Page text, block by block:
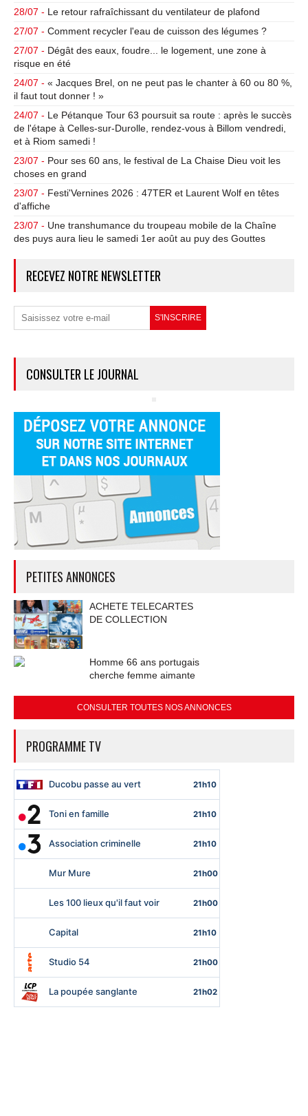
28/07 - Le retour rafraîchissant du ventilateur de plafond
27/07 - Comment recycler l'eau de cuisson des légumes ?
27/07 - Dégât des eaux, foudre... le logement, une zone à
risque en été
24/07 - « Jacques Brel, on ne peut pas le chanter à 60 ou 80 %,
il faut tout donner ! »
24/07 - Le Pétanque Tour 63 poursuit sa route : après le succès
de l'étape à Celles-sur-Durolle, rendez-vous à Billom vendredi,
et à Riom samedi !
23/07 - Pour ses 60 ans, le festival de La Chaise Dieu voit les
choses en grand
23/07 - Festi'Vernines 2026 : 47TER et Laurent Wolf en têtes
d'affiche
23/07 - Une transhumance du troupeau mobile de la Chaîne
des puys aura lieu le samedi 1er août au puy des Gouttes
RECEVEZ NOTRE NEWSLETTER
CONSULTER LE JOURNAL
PETITES ANNONCES
ACHETE TELECARTES
DE COLLECTION
Homme 66 ans portugais
cherche femme aimante
CONSULTER TOUTES NOS ANNONCES
PROGRAMME TV